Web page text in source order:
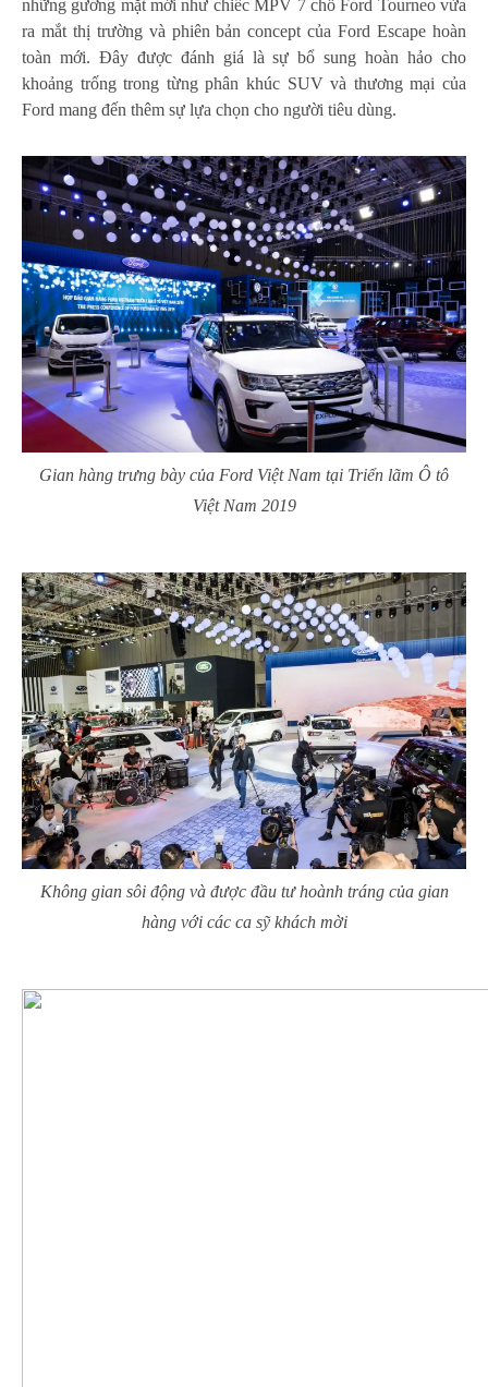
những gương mặt mới như chiếc MPV 7 chỗ Ford Tourneo vừa
ra mắt thị trường và phiên bản concept của Ford Escape hoàn
toàn mới. Đây được đánh giá là sự bổ sung hoàn hảo cho
khoảng trống trong từng phân khúc SUV và thương mại của
Ford mang đến thêm sự lựa chọn cho người tiêu dùng.
Gian hàng trưng bày của Ford Việt Nam tại Triển lãm Ô tô
Việt Nam 2019
Không gian sôi động và được đầu tư hoành tráng của gian
hàng với các ca sỹ khách mời